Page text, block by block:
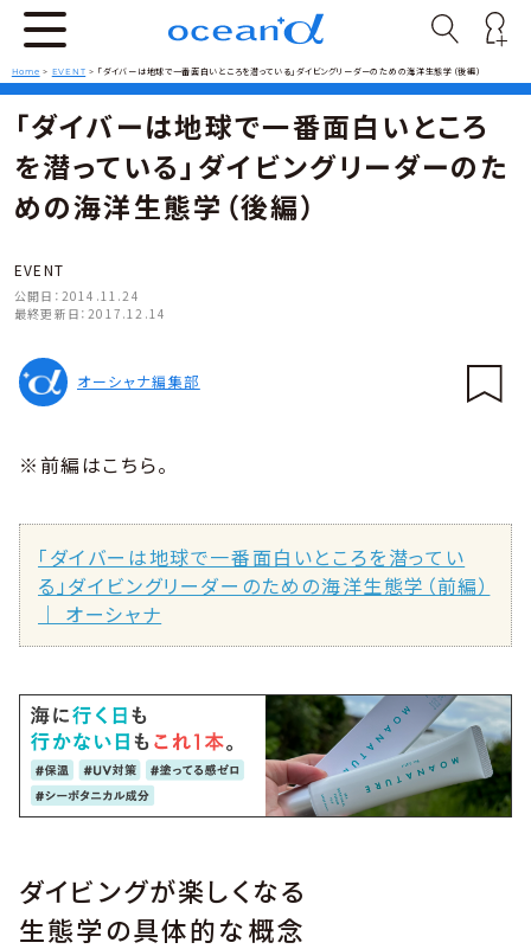
Home > EVENT > 「ダイバーは地球で一番面白いところを潜っている」ダイビングリーダーのための海洋生態学（後編）
「ダイバーは地球で一番面白いところ
を潜っている」ダイビングリーダーのた
めの海洋生態学（後編）
EVENT
公開日： 2014.11.24
最終更新日： 2017.12.14
オーシャナ編集部
※前編はこちら。
「ダイバーは地球で一番面白いところを潜ってい
る」ダイビングリーダーのための海洋生態学（前編）
｜ オーシャナ
ダイビングが楽しくなる
生態学の具体的な概念